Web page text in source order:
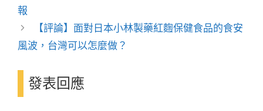
報
【評論】面對日本小林製藥紅麴保健食品的食安
風波，台灣可以怎麼做？
發表回應